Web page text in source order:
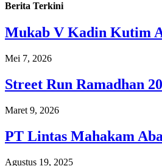
Berita Terkini
Mukab V Kadin Kutim
Mei 7, 2026
Street Run Ramadhan
Maret 9, 2026
PT Lintas Mahakam
Agustus 19, 2025